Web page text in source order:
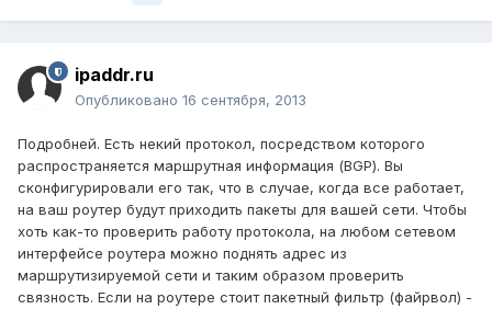
ipaddr.ru
Опубликовано 16 сентября, 2013
Подробней. Есть некий протокол, посредством которого
распространяется маршрутная информация (BGP). Вы
сконфигурировали его так, что в случае, когда все работает,
на ваш роутер будут приходить пакеты для вашей сети. Чтобы
хоть как-то проверить работу протокола, на любом сетевом
интерфейсе роутера можно поднять адрес из
маршрутизируемой сети и таким образом проверить
связность. Если на роутере стоит пакетный фильтр (файрвол) -